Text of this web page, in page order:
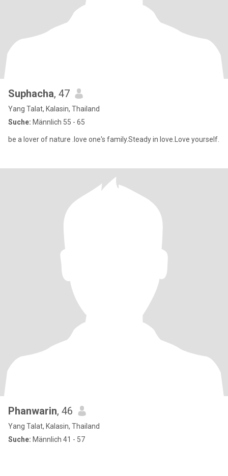
Suphacha, 47
Yang Talat, Kalasin, Thailand
Suche: Männlich 55 - 65
be a lover of nature .love one's family.Steady in love.Love yourself.
Phanwarin, 46
Yang Talat, Kalasin, Thailand
Suche: Männlich 41 - 57